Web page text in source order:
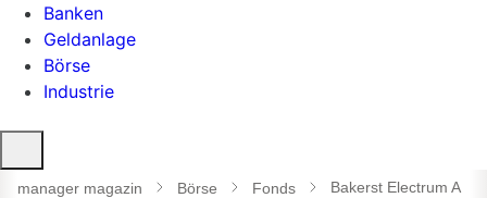
Banken
Geldanlage
Börse
Industrie
öffnen
manager magazin Börse Fonds Bakerst Electrum A